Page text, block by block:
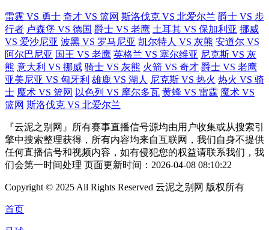
雷霆 VS 勇士 奇才 VS 篮网 斯洛伐克 VS 北爱尔兰 爵士 VS 步
行者 卢森堡 VS 德国 爵士 VS 老鹰 土耳其 VS 保加利亚 挪威
VS 爱沙尼亚 波黑 VS 罗马尼亚 凯尔特人 VS 灰熊 安道尔 VS
阿尔巴尼亚 国王 VS 老鹰 英格兰 VS 塞尔维亚 尼克斯 VS 灰
熊 意大利 VS 挪威 骑士 VS 灰熊 火箭 VS 奇才 爵士 VS 老鹰
亚美尼亚 VS 匈牙利 雄鹿 VS 湖人 尼克斯 VS 热火 热火 VS 骑
士 魔术 VS 篮网 以色列 VS 摩尔多瓦 黄蜂 VS 雷霆 魔术 VS
篮网 斯洛伐克 VS 北爱尔兰
『云泥之别网』所有赛事直播信号源均由用户收集或从搜索引
擎中搜索整理获得，所有内容均来自互联网，我们自身不提供
任何直播信号和视频内容，如有侵犯您的权益请联系我们，我
们会第一时间处理 页面更新时间：2026-04-08 08:10:22
Copyright © 2025 All Rights Reserved 云泥之别网 版权所有
首页